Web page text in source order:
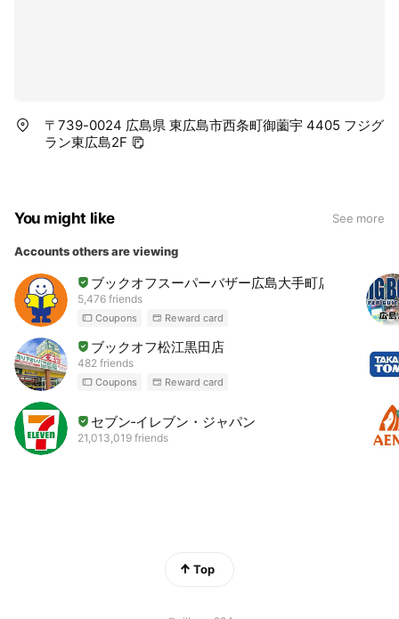
〒739-0024 広島県 東広島市西条町御薗宇 4405 フジグ
ラン東広島2F
You might like See more
Accounts others are viewing
ブックオフスーパーバザー広島大手町店
5,476 friends
Coupons Reward card
ブックオフ松江黒田店
482 friends
Coupons Reward card
セブン‐イレブン・ジャパン
21,013,019 friends
Top